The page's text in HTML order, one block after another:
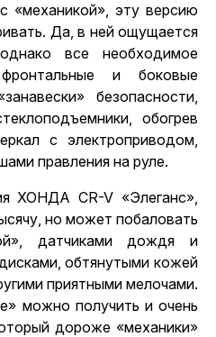
«механикой», эту версию
Да, в ней ощущается
все необходимое
и боковые
безопасности,
обогрев
с электроприводом,
правления на руле.
ХОНДА CR-V «Элеганс»,
но может побаловать
датчиками дождя и
обтянутыми кожей
приятными мелочами.
можно получить и очень
дороже «механики»